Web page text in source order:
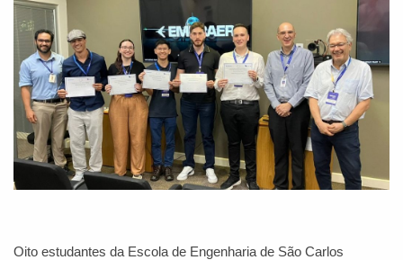
Oito estudantes da Escola de Engenharia de São Carlos